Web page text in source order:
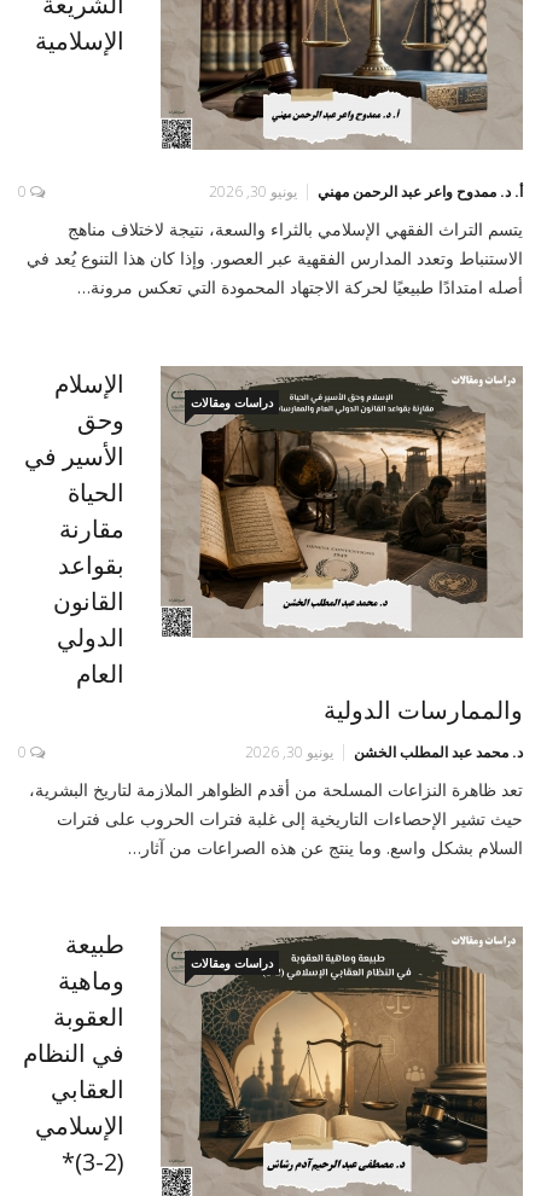
الإسلامية
أ. د. ممدوح واعر عبد الرحمن مهني يونيو 30, 2026 0
يتسم التراث الفقهي الإسلامي بالثراء والسعة، نتيجة لاختلاف مناهج
الاستنباط وتعدد المدارس الفقهية عبر العصور. وإذا كان هذا التنوع يُعد في
أصله امتدادًا طبيعيًا لحركة الاجتهاد المحمودة التي تعكس مرونة…
دراسات ومقالات
الإسلام
وحق
الأسير في
الحياة
مقارنة
بقواعد
القانون
الدولي
العام
والممارسات الدولية
د. محمد عبد المطلب الخشن يونيو 30, 2026 0
تعد ظاهرة النزاعات المسلحة من أقدم الظواهر الملازمة لتاريخ البشرية،
حيث تشير الإحصاءات التاريخية إلى غلبة فترات الحروب على فترات
السلام بشكل واسع. وما ينتج عن هذه الصراعات من آثار…
دراسات ومقالات
طبيعة
وماهية
العقوبة
في النظام
العقابي
الإسلامي
(2-3)*